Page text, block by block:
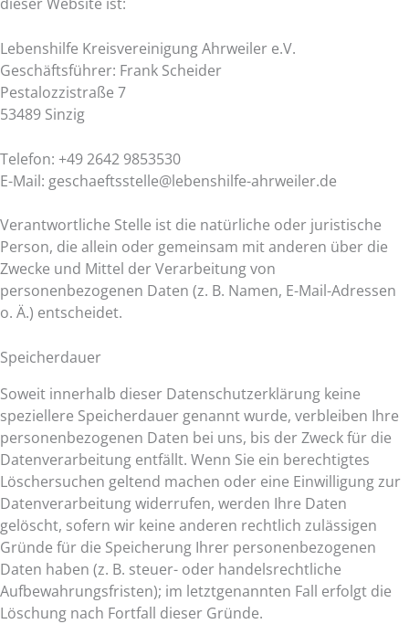
Lebenshilfe Kreisvereinigung Ahrweiler e.V.
Geschäftsführer: Frank Scheider
Pestalozzistraße 7
53489 Sinzig
Telefon: +49 2642 9853530
E-Mail: geschaeftsstelle@lebenshilfe-ahrweiler.de
Verantwortliche Stelle ist die natürliche oder juristische
Person, die allein oder gemeinsam mit anderen über die
Zwecke und Mittel der Verarbeitung von
personenbezogenen Daten (z. B. Namen, E-Mail-Adressen
o. Ä.) entscheidet.
Speicherdauer
Soweit innerhalb dieser Datenschutzerklärung keine
speziellere Speicherdauer genannt wurde, verbleiben Ihre
personenbezogenen Daten bei uns, bis der Zweck für die
Datenverarbeitung entfällt. Wenn Sie ein berechtigtes
Löschersuchen geltend machen oder eine Einwilligung zur
Datenverarbeitung widerrufen, werden Ihre Daten
gelöscht, sofern wir keine anderen rechtlich zulässigen
Gründe für die Speicherung Ihrer personenbezogenen
Daten haben (z. B. steuer- oder handelsrechtliche
Aufbewahrungsfristen); im letztgenannten Fall erfolgt die
Löschung nach Fortfall dieser Gründe.